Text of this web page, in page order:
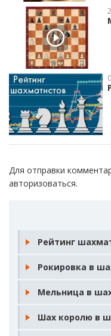
Для отправки
авторизоваться.
Рейтинг
Рокировка в
Мельница в
Шах королю в